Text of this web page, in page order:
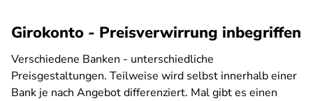
Girokonto - Preisverwirrung inbegriffen
Verschiedene Banken - unterschiedliche
Preisgestaltungen. Teilweise wird selbst innerhalb einer
Bank je nach Angebot differenziert. Mal gibt es einen